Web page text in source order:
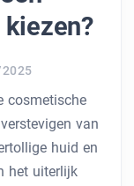
cosmetische
van
huid en
het uiterlijk